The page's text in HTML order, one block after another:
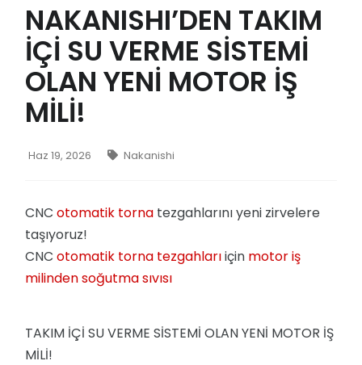
İLETIŞIM
SERVIS
NAKANISHI’DEN TAKIM
İÇİ SU VERME SİSTEMİ
OLAN YENİ MOTOR İŞ
MİLİ!
Haz 19, 2026 Nakanishi
CNC otomatik torna tezgahlarını yeni zirvelere
taşıyoruz!
CNC otomatik torna tezgahlarıiçin motor iş
milinden soğutma sıvısı
TAKIM İÇİ SU VERME SİSTEMİ OLAN YENİ MOTOR İŞ
MİLİ!